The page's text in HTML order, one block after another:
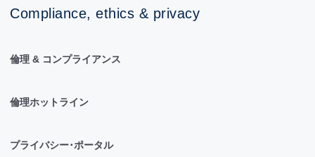
Compliance, ethics & privacy
倫理 & コンプライアンス
倫理ホットライン
プライバシー･ポータル